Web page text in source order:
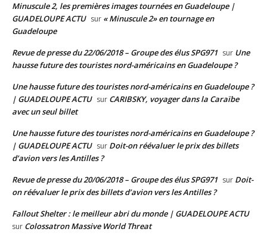
Minuscule 2, les premières images tournées en Guadeloupe |
GUADELOUPE ACTU sur « Minuscule 2» en tournage en
Guadeloupe
Revue de presse du 22/06/2018 – Groupe des élus SPG971 sur Une
hausse future des touristes nord-américains en Guadeloupe ?
Une hausse future des touristes nord-américains en Guadeloupe ?
| GUADELOUPE ACTU sur CARIBSKY, voyager dans la Caraïbe
avec un seul billet
Une hausse future des touristes nord-américains en Guadeloupe ?
| GUADELOUPE ACTU sur Doit-on réévaluer le prix des billets
d’avion vers les Antilles ?
Revue de presse du 20/06/2018 – Groupe des élus SPG971 sur Doit-
on réévaluer le prix des billets d’avion vers les Antilles ?
Fallout Shelter : le meilleur abri du monde | GUADELOUPE ACTU
sur Colossatron Massive World Threat